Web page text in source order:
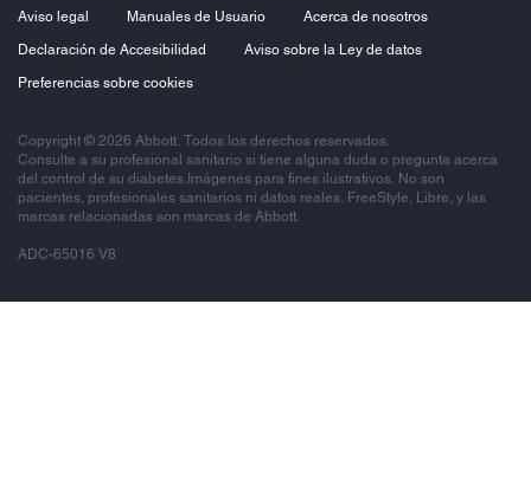
Aviso legal
Manuales de Usuario
Acerca de nosotros
Declaración de Accesibilidad
Aviso sobre la Ley de datos
Preferencias sobre cookies
Copyright © 2026 Abbott. Todos los derechos reservados.
Consulte a su profesional sanitario si tiene alguna duda o pregunta acerca
del control de su diabetes.Imágenes para fines ilustrativos. No son
pacientes, profesionales sanitarios ni datos reales. FreeStyle, Libre, y las
marcas relacionadas son marcas de Abbott.
ADC-65016 V8